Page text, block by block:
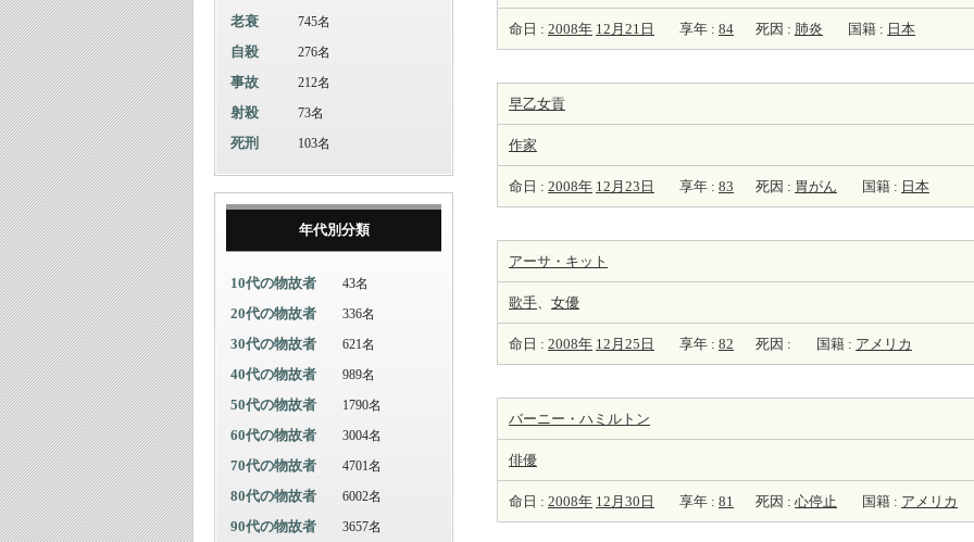
命日 : 2008年 12月21日 享年 : 84 死因 : 肺炎 国籍 : 日本
早乙女貢
作家
命日 : 2008年 12月23日 享年 : 83 死因 : 胃がん 国籍 : 日本
アーサ・キット
歌手、 女優
命日 : 2008年 12月25日 享年 : 82 死因 : 国籍 : アメリカ
バーニー・ハミルトン
俳優
命日 : 2008年 12月30日 享年 : 81 死因 : 心停止 国籍 : アメリカ
老衰 745名
自殺 276名
事故 212名
射殺 73名
死刑 103名
年代別分類
10代の物故者 43名
20代の物故者 336名
30代の物故者 621名
40代の物故者 989名
50代の物故者 1790名
60代の物故者 3004名
70代の物故者 4701名
80代の物故者 6002名
90代の物故者 3657名